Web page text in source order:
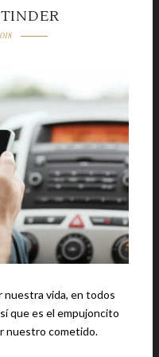
nuestra vida, en todos
que es el empujoncito
nuestro cometido.